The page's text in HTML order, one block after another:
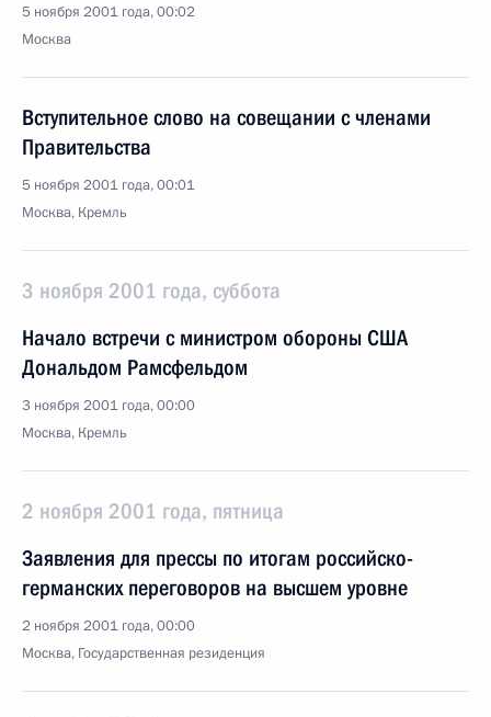
5 ноября 2001 года, 00:02
Москва
Вступительное слово на совещании с членами
Правительства
5 ноября 2001 года, 00:01
Москва, Кремль
3 ноября 2001 года, суббота
Начало встречи с министром обороны США
Дональдом Рамсфельдом
3 ноября 2001 года, 00:00
Москва, Кремль
2 ноября 2001 года, пятница
Заявления для прессы по итогам российско-
германских переговоров на высшем уровне
2 ноября 2001 года, 00:00
Москва, Государственная резиденция